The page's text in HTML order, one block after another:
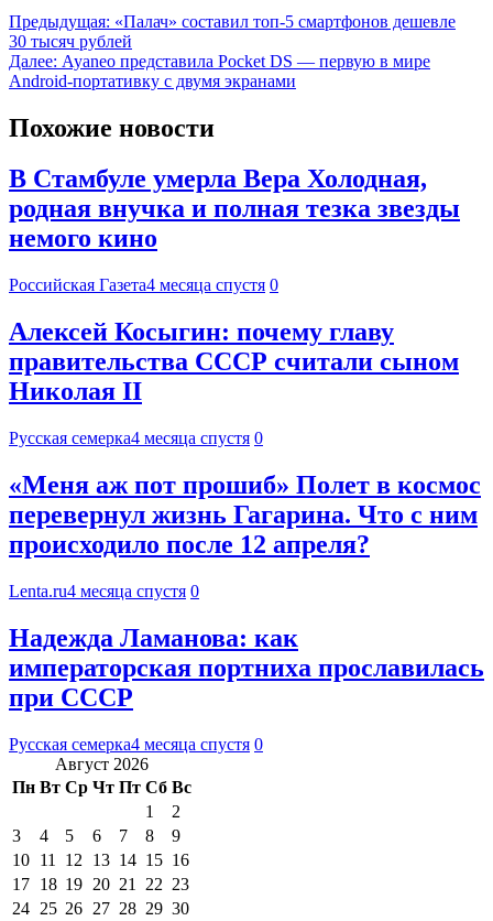
Предыдущая: «Палач» составил топ-5 смартфонов дешевле
30 тысяч рублей
Далее: Ayaneo представила Pocket DS — первую в мире
Android-портативку с двумя экранами
Похожие новости
В Стамбуле умерла Вера Холодная,
родная внучка и полная тезка звезды
немого кино
Российская Газета4 месяца спустя 0
Алексей Косыгин: почему главу
правительства СССР считали сыном
Николая II
Русская семерка4 месяца спустя 0
«Меня аж пот прошиб» Полет в космос
перевернул жизнь Гагарина. Что с ним
происходило после 12 апреля?
Lenta.ru4 месяца спустя 0
Надежда Ламанова: как
императорская портниха прославилась
при СССР
Русская семерка4 месяца спустя 0
Август 2026
Пн Вт Ср Чт Пт Сб Вс
1
2
3
4 5 6 7 8
9
10 11 12 13 14 15 16
17 18 19 20 21 22 23
24 25 26 27 28 29 30